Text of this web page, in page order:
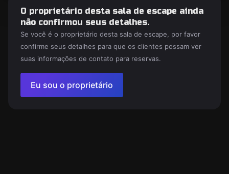
O proprietário desta sala de escape ainda
não confirmou seus detalhes.
Se você é o proprietário desta sala de escape, por favor
confirme seus detalhes para que os clientes possam ver
suas informações de contato para reservas.
Eu sou o proprietário